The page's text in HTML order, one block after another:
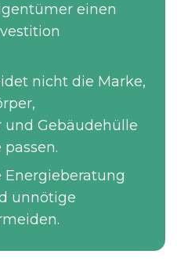
einen
nicht die Marke,
Gebäudehülle
unnötige